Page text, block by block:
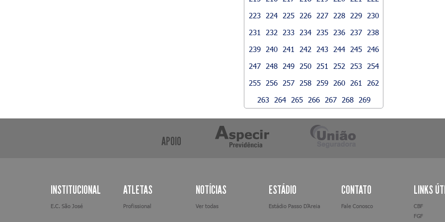
223
224 225 226 227 228 229
230
231
232 233 234 235 236 237
238
239
240 241 242 243 244 245
246
247
248 249 250 251 252 253
254
255
256 257 258 259 260 261
262
263
264 265 266 267 268 269
APOIO
INSTITUCIONAL
E.C. São José
ATLETAS
Profissional
NOTÍCIAS
Ver todas
ESTÁDIO
Estádio Passo D’Areia
CONTATO
Fale Conosco
LINKS
CBF
FGF